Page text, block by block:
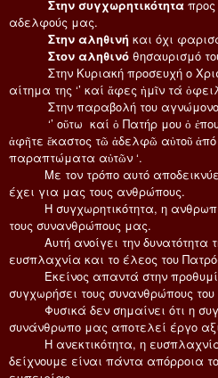
Στην συγχωρητικότητα προς
αδελφούς μας.
Στην αληθινή και όχι
Στον αληθινό θησαυρισμό
Στην Κυριακή προσευχή ο
αίτημα της ‘’ καί ἄφες ἡμῖν τά
Στην παραβολή του αγνώμονος
‘’ οὕτω καί ὁ Πατήρ μου ὁ
ἀφῆτε ἕκαστος τῶ ἀδελφῶ αὐτοῦ
παραπτώματα αὐτῶν ‘.
Με τον τρόπο αυτό
έχει για μας τους ανθρώπους.
Η συγχωρητικότητα, η
τους συνανθρώπους μας.
Αυτή ανοίγει την δυνατότητα
ευσπλαχνία και το έλεος του
Εκείνος απαντά στην
συγχωρήσει τους συνανθρώπους
Φυσικά δεν σημαίνει ότι η
συνάνθρωπο μας αποτελεί έργο
Η ανεκτικότητα, η ευσπλαχνία
δείχνουμε είναι πάντα απόρροια